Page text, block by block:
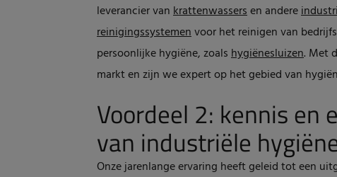
leverancier vankrattenwassersen andere
reinigingssystemenvoor het reinigen van
persoonlijke hygiëne, zoalshygiënesluizen. Met
markt en zijn we expert op het gebied van
Voordeel 2: kennis en
van industriële
Onze jarenlange ervaring heeft geleid tot een